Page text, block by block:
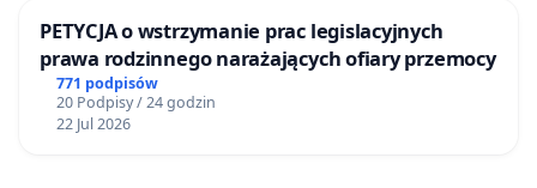
PETYCJA o wstrzymanie prac legislacyjnych
prawa rodzinnego narażających ofiary przemocy
771 podpisów
20 Podpisy / 24 godzin
22 Jul 2026